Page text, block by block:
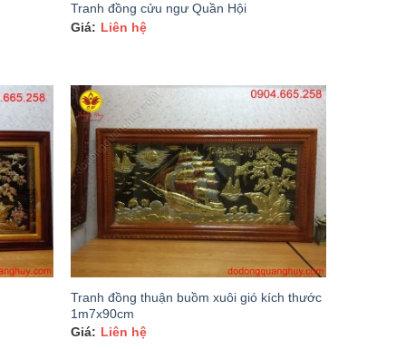
Tranh đồng cửu ngư Quần Hội
Liên hệ
Tranh đồng thuận buồm xuôi gió kích thước
1m7x90cm
Liên hệ